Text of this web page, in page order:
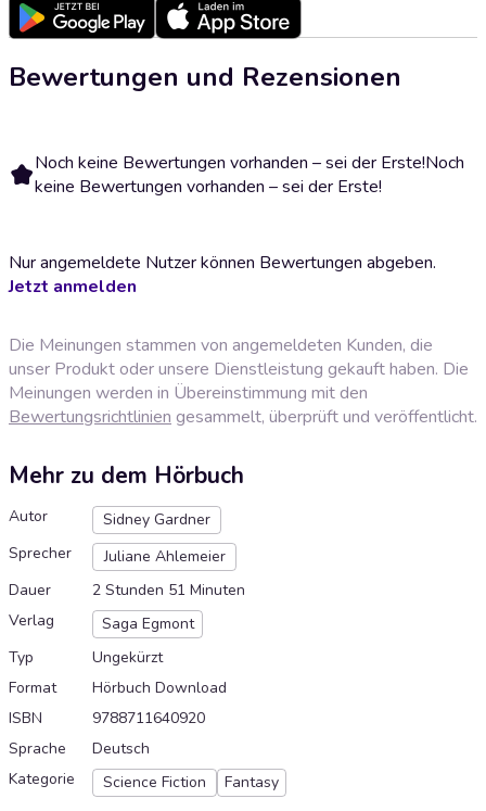
Bewertungen und Rezensionen
Noch keine Bewertungen vorhanden – sei der Erste!Noch
keine Bewertungen vorhanden – sei der Erste!
Nur angemeldete Nutzer können Bewertungen abgeben.
Jetzt anmelden
Die Meinungen stammen von angemeldeten Kunden, die
unser Produkt oder unsere Dienstleistung gekauft haben. Die
Meinungen werden in Übereinstimmung mit den
Bewertungsrichtlinien gesammelt, überprüft und veröffentlicht.
Mehr zu dem Hörbuch
Autor
Sidney Gardner
Sprecher
Juliane Ahlemeier
Dauer
2 Stunden 51 Minuten
Verlag
Saga Egmont
Typ
Ungekürzt
Format
Hörbuch Download
ISBN
9788711640920
Sprache
Deutsch
Kategorie
Science Fiction Fantasy